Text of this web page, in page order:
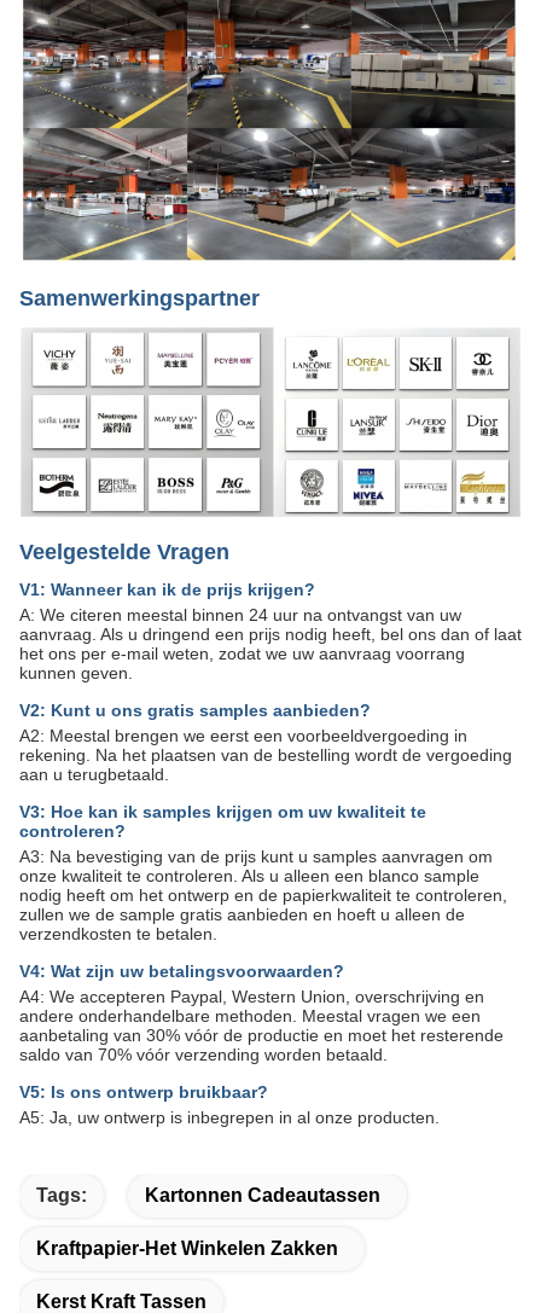
Samenwerkingspartner
Veelgestelde Vragen
V1: Wanneer kan ik de prijs krijgen?
A: We citeren meestal binnen 24 uur na ontvangst van uw
aanvraag. Als u dringend een prijs nodig heeft, bel ons dan of laat
het ons per e-mail weten, zodat we uw aanvraag voorrang
kunnen geven.
V2: Kunt u ons gratis samples aanbieden?
A2: Meestal brengen we eerst een voorbeeldvergoeding in
rekening. Na het plaatsen van de bestelling wordt de vergoeding
aan u terugbetaald.
V3: Hoe kan ik samples krijgen om uw kwaliteit te
controleren?
A3: Na bevestiging van de prijs kunt u samples aanvragen om
onze kwaliteit te controleren. Als u alleen een blanco sample
nodig heeft om het ontwerp en de papierkwaliteit te controleren,
zullen we de sample gratis aanbieden en hoeft u alleen de
verzendkosten te betalen.
V4: Wat zijn uw betalingsvoorwaarden?
A4: We accepteren Paypal, Western Union, overschrijving en
andere onderhandelbare methoden. Meestal vragen we een
aanbetaling van 30% vóór de productie en moet het resterende
saldo van 70% vóór verzending worden betaald.
V5: Is ons ontwerp bruikbaar?
A5: Ja, uw ontwerp is inbegrepen in al onze producten.
Tags: Kartonnen Cadeautassen
Kraftpapier-Het Winkelen Zakken
Kerst Kraft Tassen